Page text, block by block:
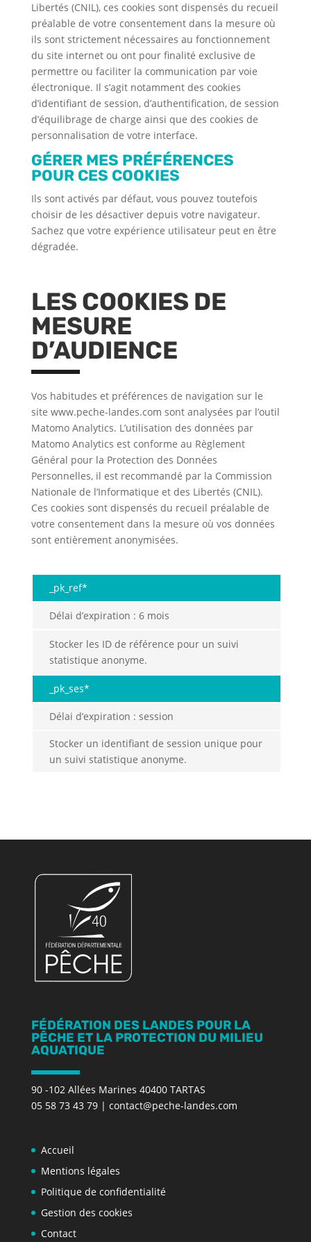
Libertés (CNIL), ces cookies sont dispensés du recueil
préalable de votre consentement dans la mesure où
ils sont strictement nécessaires au fonctionnement
du site internet ou ont pour finalité exclusive de
permettre ou faciliter la communication par voie
électronique. Il s’agit notamment des cookies
d’identifiant de session, d’authentification, de session
d’équilibrage de charge ainsi que des cookies de
personnalisation de votre interface.
GÉRER MES PRÉFÉRENCES
POUR CES COOKIES
Ils sont activés par défaut, vous pouvez toutefois
choisir de les désactiver depuis votre navigateur.
Sachez que votre expérience utilisateur peut en être
dégradée.
LES COOKIES DE
MESURE
D’AUDIENCE
Vos habitudes et préférences de navigation sur le
site www.peche-landes.com sont analysées par l’outil
Matomo Analytics. L’utilisation des données par
Matomo Analytics est conforme au Règlement
Général pour la Protection des Données
Personnelles, il est recommandé par la Commission
Nationale de l’Informatique et des Libertés (CNIL).
Ces cookies sont dispensés du recueil préalable de
votre consentement dans la mesure où vos données
sont entièrement anonymisées.
_pk_ref*
Délai d’expiration : 6 mois
Stocker les ID de référence pour un suivi
statistique anonyme.
_pk_ses*
Délai d’expiration : session
Stocker un identifiant de session unique pour
un suivi statistique anonyme.
FÉDÉRATION DES LANDES POUR LA
PÊCHE ET LA PROTECTION DU MILIEU
AQUATIQUE
90 -102 Allées Marines 40400 TARTAS
05 58 73 43 79| contact@peche-landes.com
Accueil
Mentions légales
Politique de confidentialité
Gestion des cookies
Contact